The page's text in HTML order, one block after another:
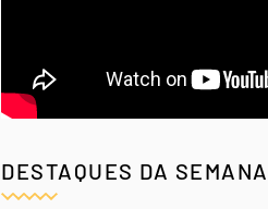
DESTAQUES DA